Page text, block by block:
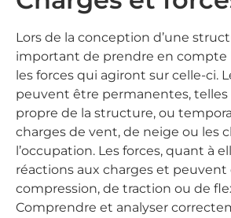
Lors de la conception d’une
important de prendre en compte
les forces qui agiront sur celle-ci.
peuvent être permanentes, telles
propre de la structure, ou
charges de vent, de neige ou les
l’occupation. Les forces, quant à
réactions aux charges et peuvent
compression, de traction ou de
Comprendre et analyser